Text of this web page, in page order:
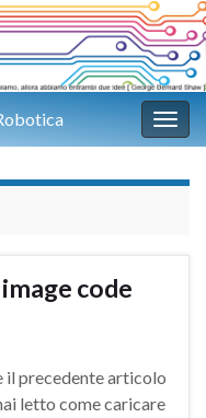
code
il precedente articolo
letto come caricare